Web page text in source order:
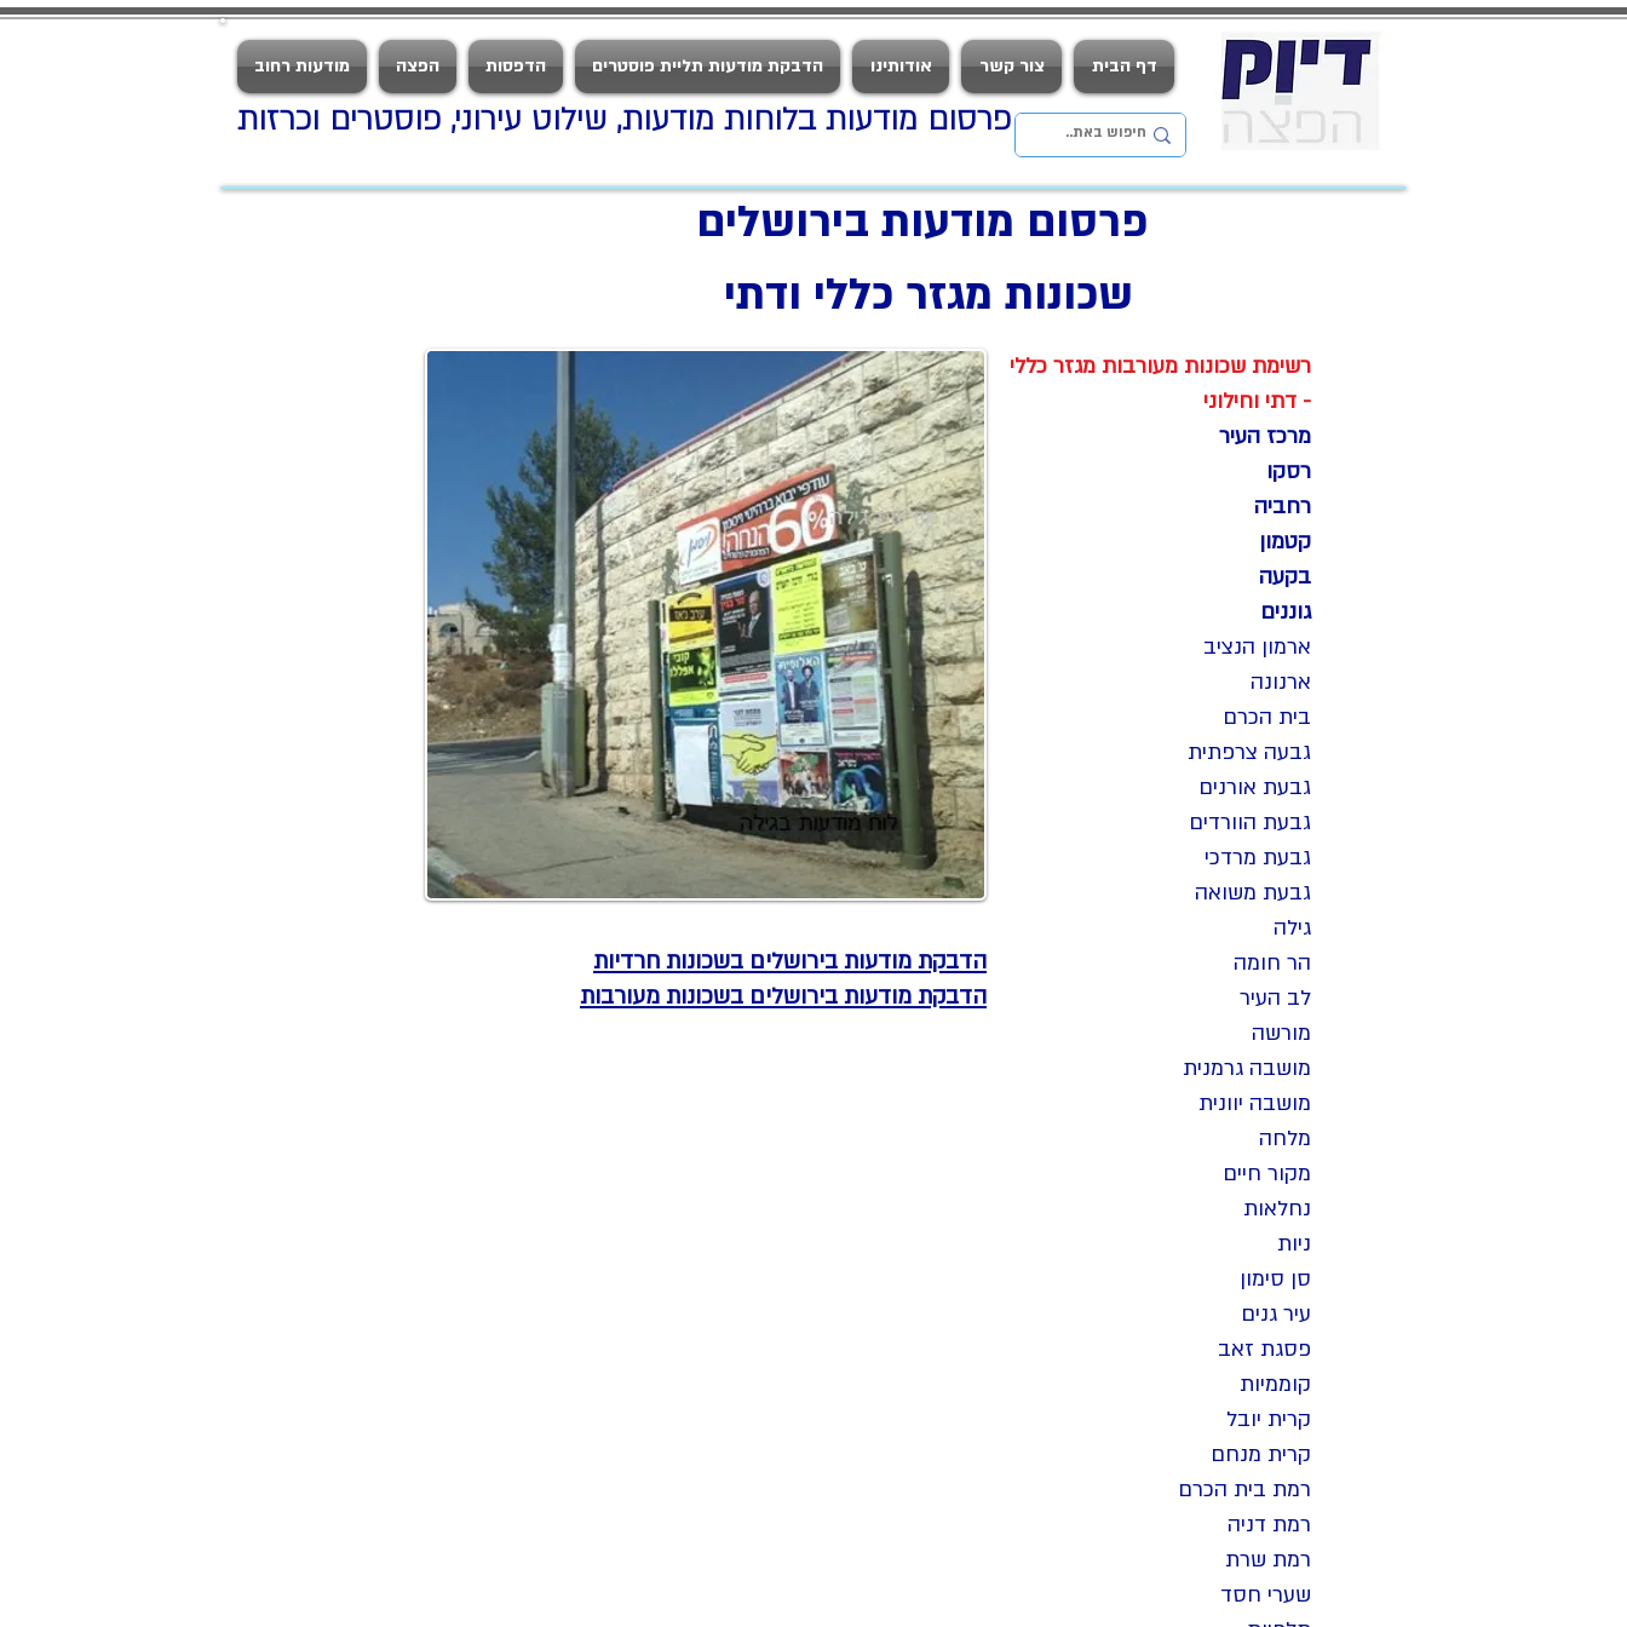
דף הבית צור קשר אודותינו הדבקת מודעות תליית פוסטרים הדפסות הפצה מודעות רחוב
פרסום מודעות בלוחות מודעות, שילוט עירוני, פוסטרים וכרזות
פרסום מודעות בירושלים
שכונות מגזר כללי ודתי
הדבקת מודעות בירושלים בשכונות חרדיות
הדבקת מודעות בירושלים בשכונות מעורבות
רשימת שכונות מעורבות מגזר כללי
- דתי וחילוני
מרכז העיר
רסקו
רחביה
קטמון
בקעה
גוננים
ארמון הנציב
ארנונה
בית הכרם
גבעה צרפתית
גבעת אורנים
גבעת הוורדים
גבעת מרדכי
גבעת משואה
גילה
הר חומה
לב העיר
מורשה
מושבה גרמנית
מושבה יוונית
מלחה
מקור חיים
נחלאות
ניות
סן סימון
עיר גנים
פסגת זאב
קוממיות
קרית יובל
קרית מנחם
רמת בית הכרם
רמת דניה
רמת שרת
שערי חסד